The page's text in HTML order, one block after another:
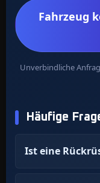
Fahrzeug
Unverbindliche
Häufige
Ist eine